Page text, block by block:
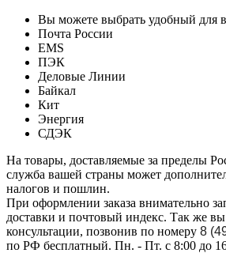
Вы можете выбрать удобный для
Почта России
EMS
ПЭК
Деловые Линии
Байкал
Кит
Энергия
СДЭК
На товары, доставляемые за пределы
служба вашей страны может
налогов и пошлин.
При оформлении заказа внимательно
доставки и почтовый индекс. Так же
консультации, позвонив по номеру 8
по РФ бесплатный. Пн. - Пт. с 8:00 до